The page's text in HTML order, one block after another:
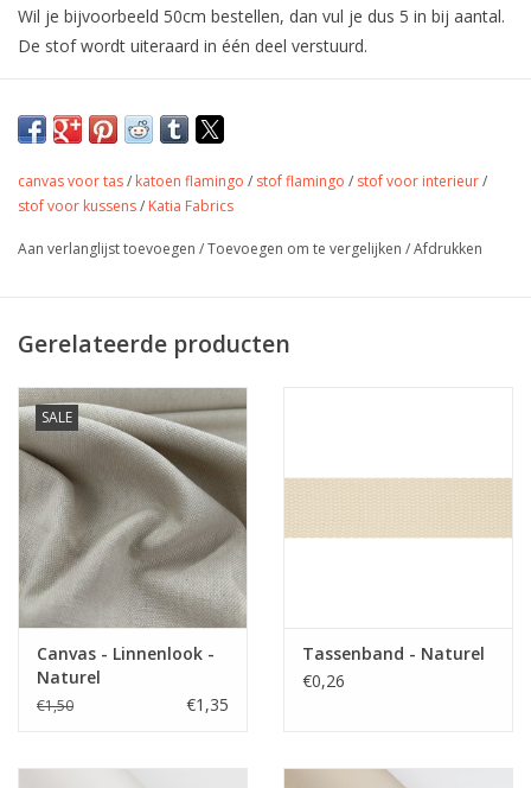
Wil je bijvoorbeeld 50cm bestellen, dan vul je dus 5 in bij aantal.
De stof wordt uiteraard in één deel verstuurd.
Canvas van Katia Fabrics met print.
Het is de perfecte stof voor het maken van
handwerktassen, naaimanden,
naaimachinehoezen, speldenkussens en
Samenstelling 100% katoen
Toepassing
kussens, tafellaken, tassen,
accessoires,...
Label
Oeko-tex
Stretch
nee
canvas voor tas/ katoen flamingo / stof flamingo / stof voor interieur/
stof voor kussens/ Katia Fabrics
Aan verlanglijst toevoegen /Toevoegen om te vergelijken /Afdrukken
Gerelateerde producten
SALE
Canvas - Linnenlook -
Naturel
€1,50 €1,35
Tassenband - Naturel
€0,26